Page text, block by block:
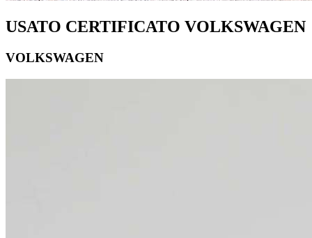
USATO CERTIFICATO VOLKSWAGEN
VOLKSWAGEN